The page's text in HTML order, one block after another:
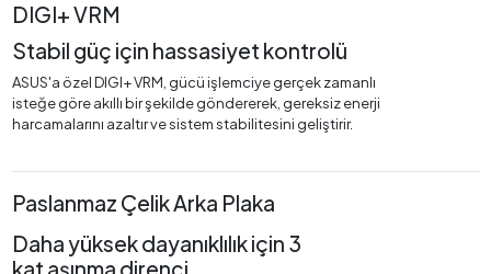
DIGI+ VRM
Stabil güç için hassasiyet kontrolü
ASUS'a özel DIGI+ VRM, gücü işlemciye gerçek zamanlı
isteğe göre akıllı bir şekilde göndererek, gereksiz enerji
harcamalarını azaltır ve sistem stabilitesini geliştirir.
Paslanmaz Çelik Arka Plaka
Daha yüksek dayanıklılık için 3
kat aşınma direnci